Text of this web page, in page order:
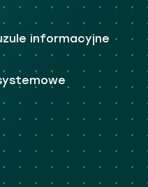
informacyjne